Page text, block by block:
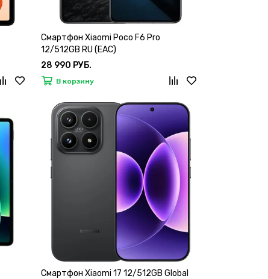
Смартфон Xiaomi Poco F6 Pro
12/512GB RU (EAC)
28 990 РУБ.
В корзину
Смартфон Xiaomi 17 12/512GB Global